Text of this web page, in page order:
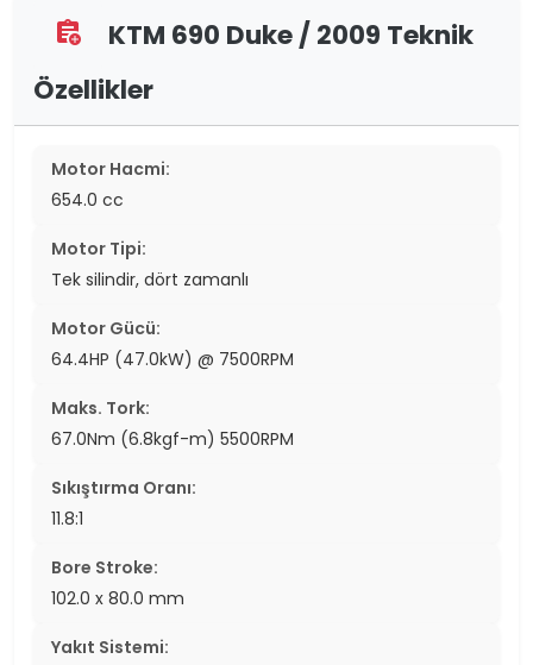
assignment_add
KTM 690 Duke / 2009 Teknik
Özellikler
Motor Hacmi:
654.0 cc
Motor Tipi:
Tek silindir, dört zamanlı
Motor Gücü:
64.4HP (47.0kW) @ 7500RPM
Maks. Tork:
67.0Nm (6.8kgf-m) 5500RPM
Sıkıştırma Oranı:
11.8:1
Bore Stroke:
102.0 x 80.0 mm
Yakıt Sistemi: